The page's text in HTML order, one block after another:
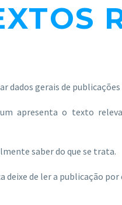
dados gerais de
apresenta o texto
saber do que se trata.
deixe de ler a publicação